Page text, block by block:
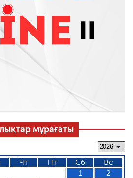
мұрағаты
Чт Пт Сб
Вс
1
2